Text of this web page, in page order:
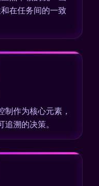
在任务间的一致
作为核心元素，
溯的决策。